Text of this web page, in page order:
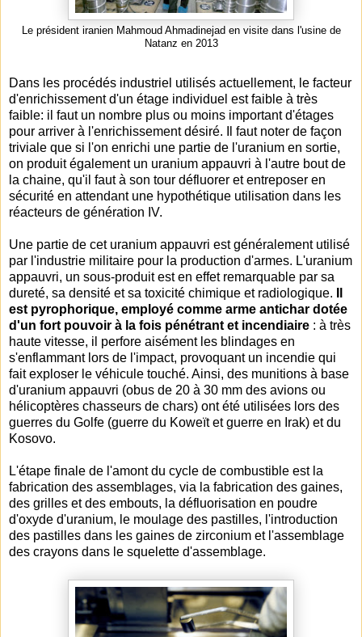
Le président iranien Mahmoud Ahmadinejad en visite dans l'usine de
Natanz en 2013
Dans les procédés industriel utilisés actuellement, le facteur
d'enrichissement d'un étage individuel est faible à très
faible: il faut un nombre plus ou moins important d'étages
pour arriver à l'enrichissement désiré. Il faut noter de façon
triviale que si l'on enrichi une partie de l'uranium en sortie,
on produit également un uranium appauvri à l'autre bout de
la chaine, qu'il faut à son tour défluorer et entreposer en
sécurité en attendant une hypothétique utilisation dans les
réacteurs de génération IV.
Une partie de cet uranium appauvri est généralement utilisé
par l'industrie militaire pour la production d'armes. L'uranium
appauvri, un sous-produit est en effet remarquable par sa
dureté, sa densité et sa toxicité chimique et radiologique.
est pyrophorique, employé comme arme antichar dotée
d'un fort pouvoir à la fois pénétrant et incendiaire : à très
haute vitesse, il perfore aisément les blindages en
s'enflammant lors de l'impact, provoquant un incendie qui
fait exploser le véhicule touché. Ainsi, des munitions à base
d'uranium appauvri (obus de 20 à 30 mm des avions ou
hélicoptères chasseurs de chars) ont été utilisées lors des
guerres du Golfe (guerre du Koweït et guerre en Irak) et du
Kosovo.
L'étape finale de l'amont du cycle de combustible est la
fabrication des assemblages, via la fabrication des gaines,
des grilles et des embouts, la défluorisation en poudre
d'oxyde d'uranium, le moulage des pastilles, l'introduction
des pastilles dans les gaines de zirconium et l'assemblage
des crayons dans le squelette d'assemblage.